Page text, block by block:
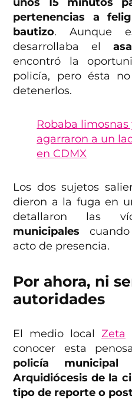
unos 15 minutos
pertenencias a
bautizo. Aunque
desarrollaba el
encontró la
policía, pero ésta
detenerlos.
Robaba limosnas
agarraron a un
en CDMX
Los dos sujetos
dieron a la fuga en
detallaron las
municipales
acto de presencia.
Por ahora, ni
autoridades
El medio localZeta
conocer esta
policía
Arquidiócesis de la
tipo de reporte o